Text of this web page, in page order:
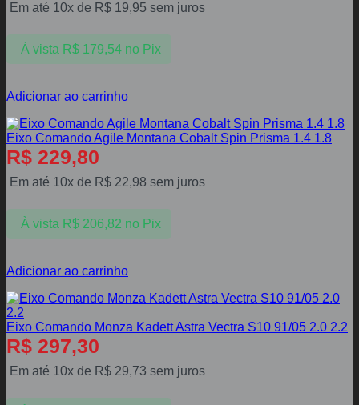
Em até 10x de R$ 19,95 sem juros
À vista R$179,54 no Pix
Adicionar ao carrinho
Eixo Comando Agile Montana Cobalt Spin Prisma 1.4 1.8
R$ 229,80
Em até 10x de R$ 22,98 sem juros
À vista R$206,82 no Pix
Adicionar ao carrinho
Eixo Comando Monza Kadett Astra Vectra S10 91/05 2.0 2.2
R$ 297,30
Em até 10x de R$ 29,73 sem juros